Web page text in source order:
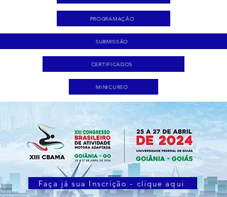
PROGRAMAÇÃO
SUBMISSÃO
CERTIFICADOS
MINICURSO
Faça já sua Inscrição - clique aqui